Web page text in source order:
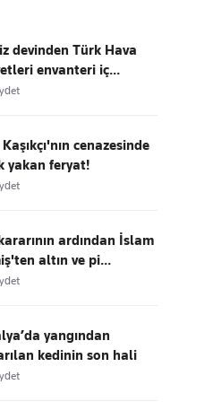
gündemi
devinden Türk Hava
envanteri iç...
cenazesinde
yakan feryat!
ardından İslam
altın ve pi...
yangından
kedinin son hali